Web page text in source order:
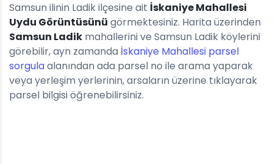
Samsun ilinin Ladik ilçesine ait İskaniye Mahallesi
Uydu Görüntüsünü görmektesiniz. Harita üzerinden
Samsun Ladik mahallerini ve Samsun Ladik köylerini
görebilir, ayn zamanda İskaniye Mahallesi parsel
sorgulaalanından ada parsel no ile arama yaparak
veya yerleşim yerlerinin, arsaların üzerine tıklayarak
parsel bilgisi öğrenebilirsiniz.